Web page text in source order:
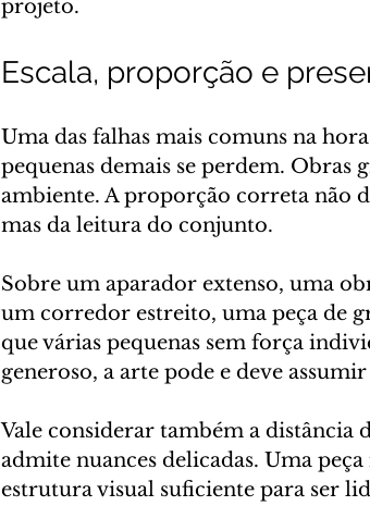
projeto.
Escala, proporção e
Uma das falhas mais comuns na
pequenas demais se perdem.
ambiente. A proporção correta não
mas da leitura do conjunto.
Sobre um aparador extenso, uma
um corredor estreito, uma peça de
que várias pequenas sem força
generoso, a arte pode e deve
Vale considerar também a distância
admite nuances delicadas. Uma
estrutura visual suficiente para ser